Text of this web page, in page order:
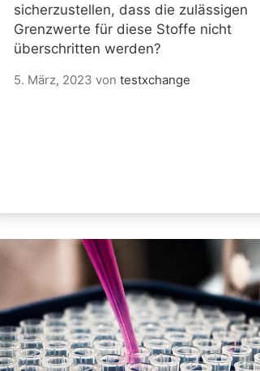
sicherzustellen, dass die zulässigen
Grenzwerte für diese Stoffe nicht
überschritten werden?
5. März, 2023 von testxchange